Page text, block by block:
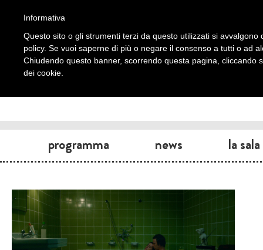
programma news la sala
Informativa
Questo sito o gli strumenti terzi da questo utilizzati si
policy. Se vuoi saperne di più o negare il consenso a tutti o ad
Chiudendo questo banner, scorrendo questa pagina, cliccando
dei cookie.